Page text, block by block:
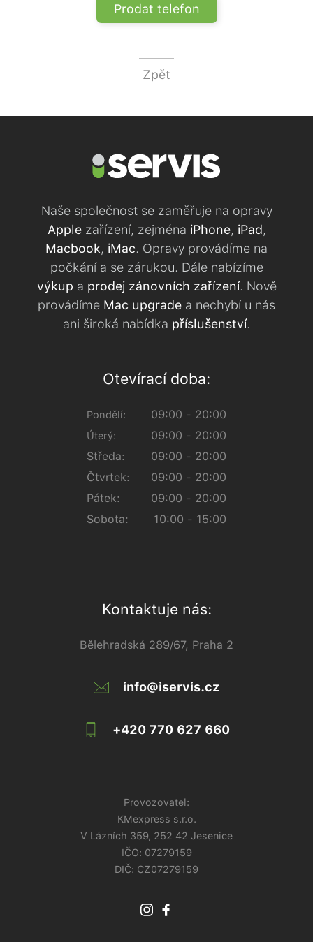
Prodat telefon
Zpět
Naše společnost se zaměřuje na opravy
Applezařízení, zejména iPhone, iPad,
Macbook, iMac. Opravy provádíme na
počkání a se zárukou. Dále nabízíme
výkup a prodej zánovních zařízení. Nově
provádíme Mac upgrade a nechybí u nás
ani široká nabídka příslušenství.
Otevírací doba:
Pondělí:
Úterý:
Středa:
Čtvrtek:
Pátek:
Sobota:
09:00 - 20:00
09:00 - 20:00
09:00 - 20:00
09:00 - 20:00
09:00 - 20:00
10:00 - 15:00
Kontaktuje nás:
Bělehradská 289/67, Praha 2
info@iservis.cz
+420 770 627 660
Provozovatel:
KMexpress s.r.o.
V Lázních 359, 252 42 Jesenice
IČO: 07279159
DIČ: CZ07279159